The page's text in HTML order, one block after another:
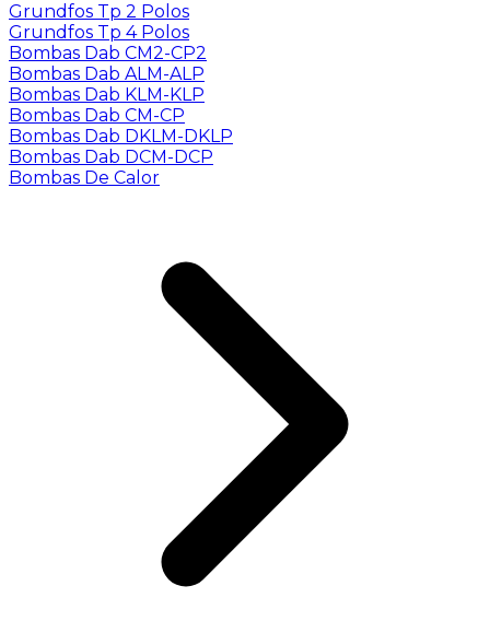
Grundfos Tp 2 Polos
Grundfos Tp 4 Polos
Bombas Dab CM2-CP2
Bombas Dab ALM-ALP
Bombas Dab KLM-KLP
Bombas Dab CM-CP
Bombas Dab DKLM-DKLP
Bombas Dab DCM-DCP
Bombas De Calor